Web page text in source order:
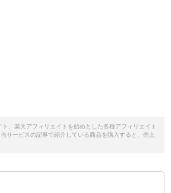
ト、楽天アフィリエイトを始めとした各種アフィリエイト
サービスの記事で紹介している商品を購入すると、売上